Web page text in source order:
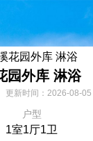
花园外库 淋浴
园外库 淋浴
新时间：2026-08-05
户型
1室1厅1卫